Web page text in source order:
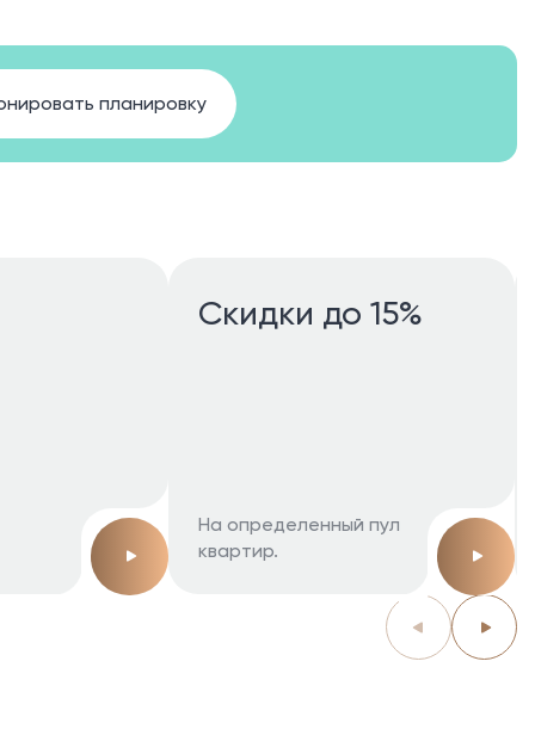
планировку
Скидки до 15%
На определенный пул
квартир.